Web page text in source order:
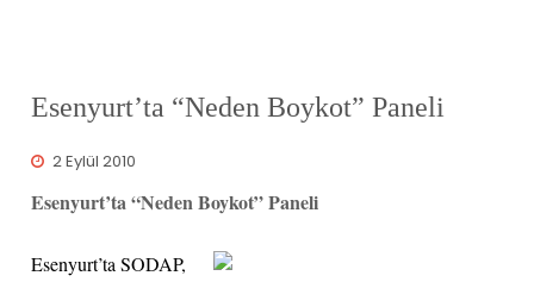
Esenyurt’ta “Neden Boykot” Paneli
2 Eylül 2010
Esenyurt’ta “Neden Boykot” Paneli
Esenyurt’ta SODAP,